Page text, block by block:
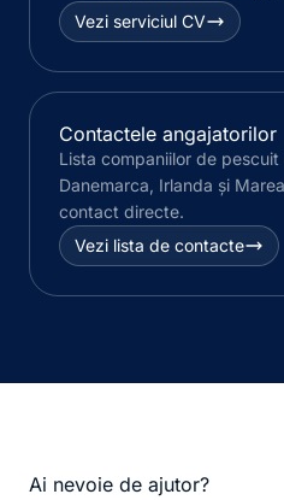
Vezi serviciul CV
Contactele angajatorilor
Lista companiilor de
Danemarca, Irlanda și
contact directe.
Vezi lista de contacte
Ai nevoie de ajutor?